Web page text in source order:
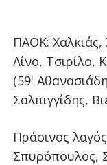
ΠΑΟΚ:
Λίνο, Τσιρίλο,
(59'
Σαλπιγγίδης,
Πράσινος
Σπυρόπουλος,